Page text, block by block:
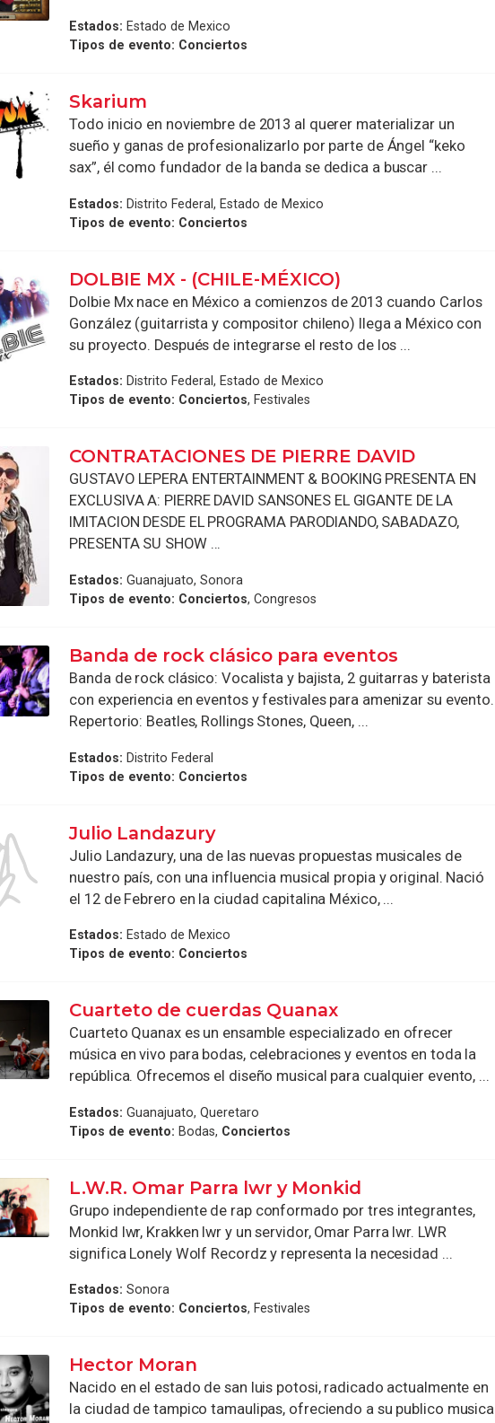
Estados: Estado de Mexico
Tipos de evento: Conciertos
Skarium
Todo inicio en noviembre de 2013 al querer materializar un
sueño y ganas de profesionalizarlo por parte de Ángel “keko
sax”, él como fundador de la banda se dedica a buscar ...
Estados: Distrito Federal, Estado de Mexico
Tipos de evento: Conciertos
DOLBIE MX - (CHILE-MÉXICO)
Dolbie Mx nace en México a comienzos de 2013 cuando Carlos
González (guitarrista y compositor chileno) llega a México con
su proyecto. Después de integrarse el resto de los ...
Estados: Distrito Federal, Estado de Mexico
Tipos de evento: Conciertos, Festivales
CONTRATACIONES DE PIERRE DAVID
GUSTAVO LEPERA ENTERTAINMENT & BOOKING PRESENTA EN
EXCLUSIVA A: PIERRE DAVID SANSONES EL GIGANTE DE LA
IMITACION DESDE EL PROGRAMA PARODIANDO, SABADAZO,
PRESENTA SU SHOW ...
Estados: Guanajuato, Sonora
Tipos de evento: Conciertos, Congresos
Banda de rock clásico para eventos
Banda de rock clásico: Vocalista y bajista, 2 guitarras y baterista
con experiencia en eventos y festivales para amenizar su evento.
Repertorio: Beatles, Rollings Stones, Queen, ...
Estados: Distrito Federal
Tipos de evento: Conciertos
Julio Landazury
Julio Landazury, una de las nuevas propuestas musicales de
nuestro país, con una influencia musical propia y original. Nació
el 12 de Febrero en la ciudad capitalina México, ...
Estados: Estado de Mexico
Tipos de evento: Conciertos
Cuarteto de cuerdas Quanax
Cuarteto Quanax es un ensamble especializado en ofrecer
música en vivo para bodas, celebraciones y eventos en toda la
república. Ofrecemos el diseño musical para cualquier evento, ...
Estados: Guanajuato, Queretaro
Tipos de evento: Bodas, Conciertos
L.W.R. Omar Parra lwr y Monkid
Grupo independiente de rap conformado por tres integrantes,
Monkid lwr, Krakken lwr y un servidor, Omar Parra lwr. LWR
significa Lonely Wolf Recordz y representa la necesidad ...
Estados: Sonora
Tipos de evento: Conciertos, Festivales
Hector Moran
Nacido en el estado de san luis potosi, radicado actualmente en
la ciudad de tampico tamaulipas, ofreciendo a su publico musica